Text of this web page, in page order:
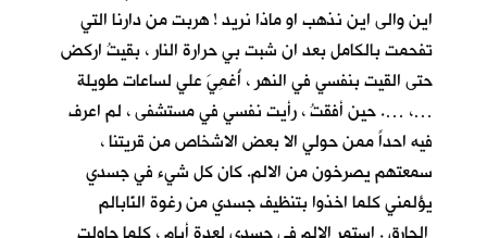
اين والى اين نذهب او ماذا نريد ! هربت من دارنا التي
تفحمت بالكامل بعد ان شبت بي حرارة النار ، بقيتُ اركض
حتى القيت بنفسي في النهر ، أُغمِيَ علي لساعات طويلة
…، …. حين أفقتُ ، رأيت نفسي في مستشفى ، لم اعرف
فيه احداً ممن حولي الا بعض الاشخاص من قريتنا ،
سمعتهم يصرخون من الالم. كان كل شيء في جسدي
يؤلمني كلما اخذوا بتنظيف جسدي من رغوة النّابالم